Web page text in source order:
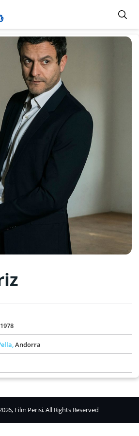
1978
Andorra
Film Perisi. All Rights Reserved